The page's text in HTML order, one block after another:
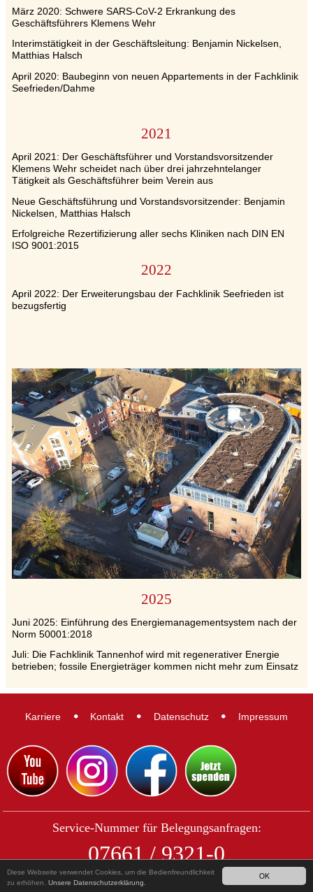
OK
Diese Webseite verwendet Cookies, um die Bedienfreundlichkeit
zu erhöhen. Unsere Datenschutzerklärung.
März 2020: Schwere SARS-CoV-2 Erkrankung des
Geschäftsführers Klemens Wehr
Interimstätigkeit in der Geschäftsleitung: Benjamin Nickelsen,
Matthias Halsch
April 2020: Baubeginn von neuen Appartements in der Fachklinik
Seefrieden/Dahme
2021
April 2021: Der Geschäftsführer und Vorstandsvorsitzender
Klemens Wehr scheidet nach über drei jahrzehntelanger
Tätigkeit als Geschäftsführer beim Verein aus
Neue Geschäftsführung und Vorstandsvorsitzender: Benjamin
Nickelsen, Matthias Halsch
Erfolgreiche Rezertifizierung aller sechs Kliniken nach DIN EN
ISO 9001:2015
2022
April 2022: Der Erweiterungsbau der Fachklinik Seefrieden ist
bezugsfertig
2025
Juni 2025: Einführung des Energiemanagementsystem nach der
Norm 50001:2018
Juli: Die Fachklinik Tannenhof wird mit regenerativer Energie
betrieben; fossile Energieträger kommen nicht mehr zum Einsatz
Karriere Kontakt Datenschutz Impressum
Service-Nummer für Belegungsanfragen:
07661 / 9321-0